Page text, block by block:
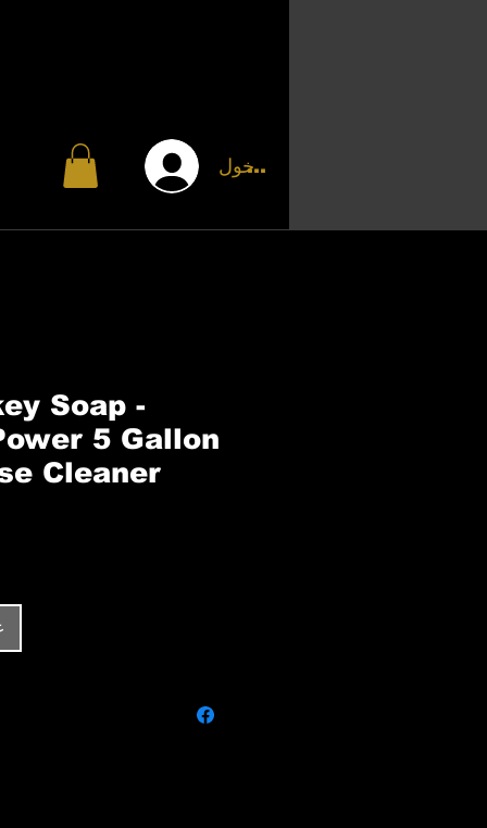
تسجيل الدخول
Soap -
5 Gallon
Cleaner